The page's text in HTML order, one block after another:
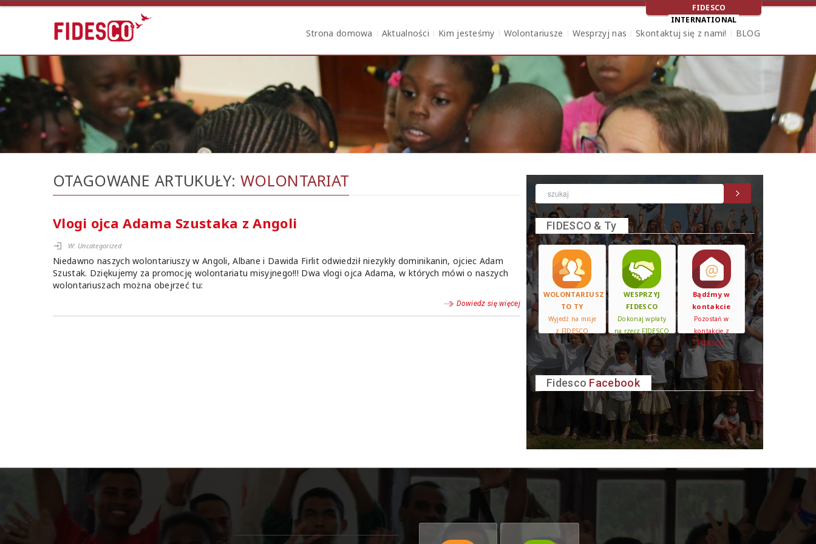
FIDESCO
INTERNATIONAL
Strona domowa Aktualności Kim jesteśmy Wolontariusze Wesprzyj nas Skontaktuj się z nami! BLOG
OTAGOWANE ARTUKUŁY: WOLONTARIAT
Vlogi ojca Adama Szustaka z Angoli
W: Uncategorized
Niedawno naszych wolontariuszy w Angoli, Albane i Dawida Firlit odwiedził niezykły dominikanin, ojciec Adam
Szustak. Dziękujemy za promocję wolontariatu misyjnego!!! Dwa vlogi ojca Adama, w których mówi o naszych
wolontariuszach można obejrzeć tu:
Dowiedz się więcej
FIDESCO & Ty
WOLONTARIUSZ
TO TY
Wyjedź na misje
z FIDESCO
WESPRZYJ
FIDESCO
Dokonaj wpłaty
na rzecz FIDESCO
Bądźmy w
kontakcie
Pozostań w
kontakcie z
FIDESCO
Fidesco Facebook